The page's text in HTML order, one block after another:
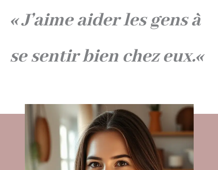
« J’aime aider les gens à
se sentir bien chez eux.«